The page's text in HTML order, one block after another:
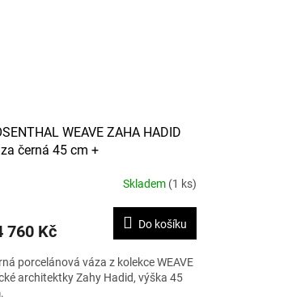
WEAVE ZAHA HADID
černá 45 cm +
Skladem (1 ks)
760 Kč Do košíku
porcelánová váza z kolekce WEAVE
architektky Zahy Hadid, výška 45